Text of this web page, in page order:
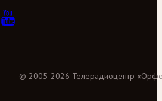
© 2005-2026 Телерадиоцентр